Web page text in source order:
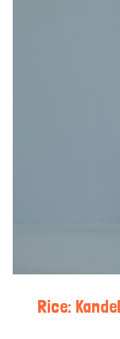
Rice: